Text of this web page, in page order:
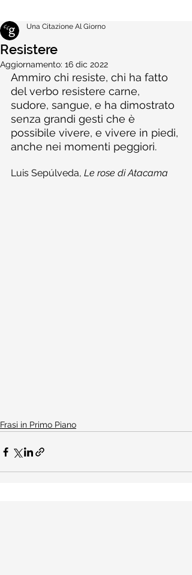
Resistere
Una Citazione Al Giorno
Aggiornamento: 16 dic 2022
Ammiro chi resiste, chi ha fatto
del verbo resistere carne,
sudore, sangue, e ha dimostrato
senza grandi gesti che è
possibile vivere, e vivere in piedi,
anche nei momenti peggiori.
Luis Sepúlveda, Le rose di Atacama
Frasi in Primo Piano